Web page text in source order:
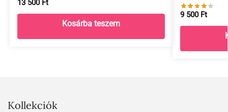
13 500 Ft
Kosárba teszem
9 500 Ft
Kollekciók